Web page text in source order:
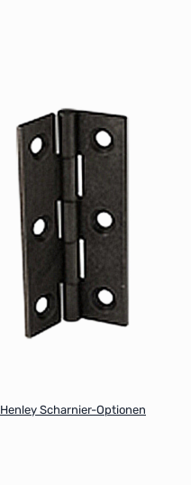
Henley Scharnier-Optionen